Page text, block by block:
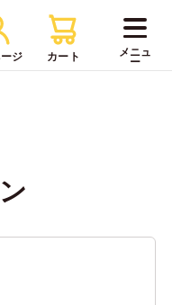
ジ カート